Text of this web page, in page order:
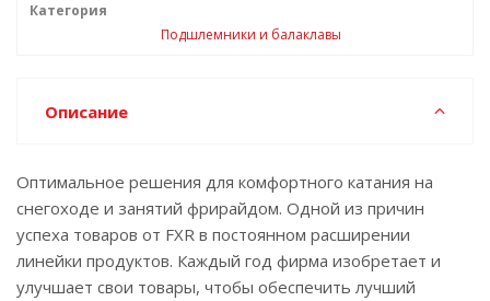
Категория
Подшлемники и балаклавы
Описание
Оптимальное решения для комфортного катания на
снегоходе и занятий фрирайдом. Одной из причин
успеха товаров от FXR в постоянном расширении
линейки продуктов. Каждый год фирма изобретает и
улучшает свои товары, чтобы обеспечить лучший